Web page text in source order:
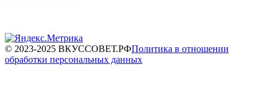
© 2023-2025 ВКУССОВЕТ.РФПолитика в отношении
обработки персональных данных